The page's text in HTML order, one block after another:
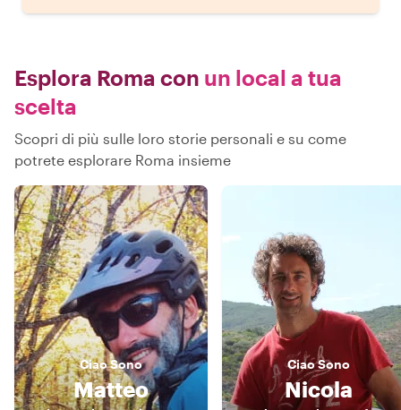
Esplora Roma con un local a tua
scelta
Scopri di più sulle loro storie personali e su come
potrete esplorare Roma insieme
CiaoSono
Matteo
CiaoSono
Nicola